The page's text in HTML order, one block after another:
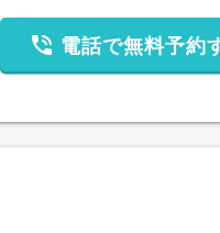
phone_in_talk 電話で無料予約